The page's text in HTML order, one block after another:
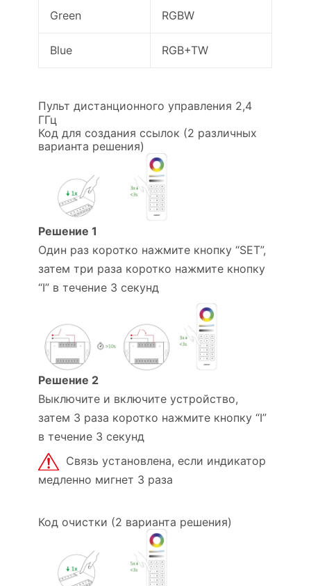
Green RGBW
Blue RGB+TW
Пульт дистанционного управления 2,4
ГГц
Код для создания ссылок (2 различных
варианта решения)
Решение 1
Один раз коротко нажмите кнопку “SET”,
затем три раза коротко нажмите кнопку
“I” в течение 3 секунд
Решение 2
Выключите и включите устройство,
затем 3 раза коротко нажмите кнопку “I”
в течение 3 секунд
Связь установлена, если индикатор
медленно мигнет 3 раза
Код очистки (2 варианта решения)